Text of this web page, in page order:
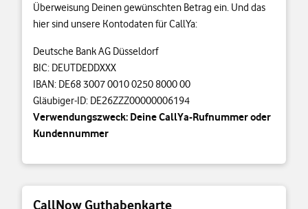
Überweisung Deinen gewünschten Betrag ein. Und das
hier sind unsere Kontodaten für CallYa:
Deutsche Bank AG Düsseldorf
BIC: DEUTDEDDXXX
IBAN: DE68 3007 0010 0250 8000 00
Gläubiger-ID: DE26ZZZ00000006194
Verwendungszweck: Deine CallYa-Rufnummer oder
Kundennummer
CallNow Guthabenkarte